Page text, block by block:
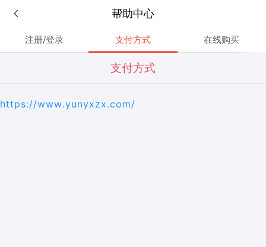
帮助中心
注册/登录 支付方式 在线购买
支付方式
https://www.yunyxzx.com/